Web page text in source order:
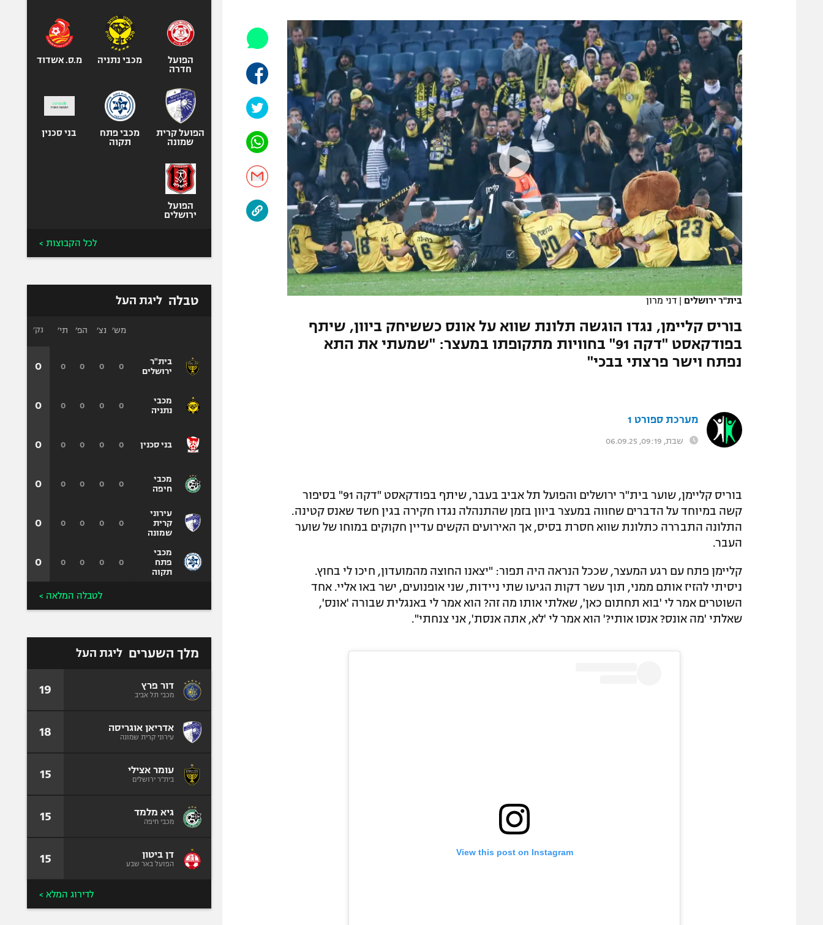
תקנון משתתפים וזוכים בפרסים
תקנון עבור פעילות אלקטרה
תקנון עבור פעילות ספורט 1 – "מרלן"
טניס
גיימינג E-Sports
תנאי שימוש
מדיניות פרטיות
תקנון פעילות ספורט 1
רשיון להקרנה פומבית לבית עסק
הצטרפות לחבילת הערוצים
לוח דרושים – ג'ובנט
תגיות
המגזין
הפועל תל אביב
הפועל חיפה
הפועל באר שבע
מכבי נתניה
בני יהודה
ליגה סינית
ליגה ברזילאית
ליגות נוספות
אופניים
ספורט מוטורי
כדורמים
בייסבול MLB
ספורט אתגרי
אומנויות לחימה
בית"ר ירושלים | דני מרון
בוריס קליימן, נגדו הוגשה תלונת שווא על אונס כששיחק ביוון, שיתף
בפודקאסט "דקה 91" בחוויות מתקופתו במעצר: "שמעתי את התא
נפתח וישר פרצתי בבכי"
מערכת ספורט 1
שבת, 09:19, 06.09.25
בוריס קליימן, שוער בית"ר ירושלים והפועל תל אביב בעבר, שיתף בפודקאסט "דקה 91" בסיפור
קשה במיוחד על הדברים שחווה במעצר ביוון בזמן שהתנהלה נגדו חקירה בגין חשד שאנס קטינה.
התלונה התבררה כתלונת שווא חסרת בסיס, אך האירועים הקשים עדיין חקוקים במוחו של שוער
העבר.
קליימן פתח עם רגע המעצר, שככל הנראה היה תפור: "יצאנו החוצה מהמועדון, חיכו לי בחוץ.
ניסיתי להזיז אותם ממני, תוך עשר דקות הגיעו שתי ניידות, שני אופנועים, ישר באו אליי. אחד
השוטרים אמר לי 'בוא תחתום כאן', שאלתי אותו מה זה? הוא אמר לי באנגלית שבורה 'אונס',
שאלתי 'מה אונס? אנסו אותי?' הוא אמר לי 'לא, אתה אנסת', אני צנחתי".
View this post on Instagram
הפועל
חדרה
מכבי נתניה מ.ס. אשדוד
הפועל קרית
שמונה
מכבי פתח
תקוה
בני סכנין
הפועל
ירושלים
לכל הקבוצות >
טבלה ליגת העל
בית"ר
ירושלים
מכבי
נתניה
בני סכנין
מכבי
חיפה
עירוני
קרית
שמונה
מכבי
פתח
תקוה
מש׳ נצ׳ הפ׳ תי׳
0
0
0
0
0
0
0
0
0
0
0
0
0
0
0
0
0
0
0
0
0
0
0
0
נק׳
0
0
0
0
0
0
לטבלה המלאה >
מלך השערים ליגת העל
דור פרץ
מכבי תל אביב 19
אדריאן אוגריסה
עירוני קרית שמונה 18
עומר אצילי
בית"ר ירושלים 15
גיא מלמד
מכבי חיפה 15
דן ביטון
הפועל באר שבע 15
לדירוג המלא >